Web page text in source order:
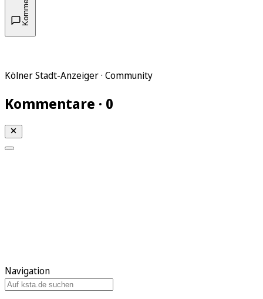
Kölner Stadt-Anzeiger · Community
Kommentare · 0
Navigation